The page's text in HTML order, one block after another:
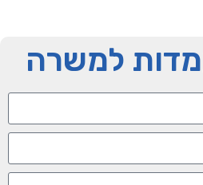
למשרה